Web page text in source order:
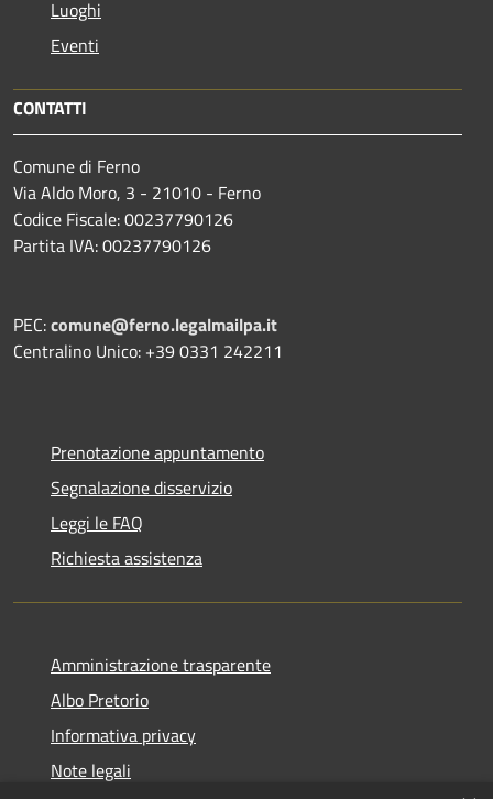
Luoghi
Eventi
CONTATTI
Comune di Ferno
Via Aldo Moro, 3 - 21010 - Ferno
Codice Fiscale: 00237790126
Partita IVA: 00237790126
PEC:comune@ferno.legalmailpa.it
Centralino Unico: +39 0331 242211
Prenotazione appuntamento
Segnalazione disservizio
Leggi le FAQ
Richiesta assistenza
Amministrazione trasparente
Albo Pretorio
Informativa privacy
Note legali